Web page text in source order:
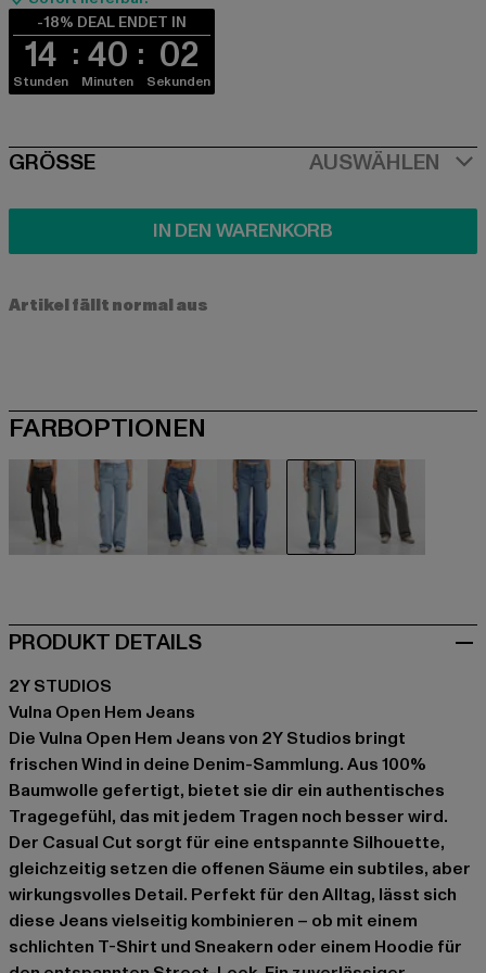
-18% DEAL ENDET IN
14
Stunden
40
Minuten
02
Sekunden
SIZE
GRÖSSE AUSWÄHLEN
IN DEN WARENKORB
Artikel fällt normal aus
FARBOPTIONEN
PRODUKT DETAILS
2Y STUDIOS
Vulna Open Hem Jeans
Die Vulna Open Hem Jeans von 2Y Studios bringt
frischen Wind in deine Denim-Sammlung. Aus 100%
Baumwolle gefertigt, bietet sie dir ein authentisches
Tragegefühl, das mit jedem Tragen noch besser wird.
Der Casual Cut sorgt für eine entspannte Silhouette,
gleichzeitig setzen die offenen Säume ein subtiles, aber
wirkungsvolles Detail. Perfekt für den Alltag, lässt sich
diese Jeans vielseitig kombinieren – ob mit einem
schlichten T-Shirt und Sneakern oder einem Hoodie für